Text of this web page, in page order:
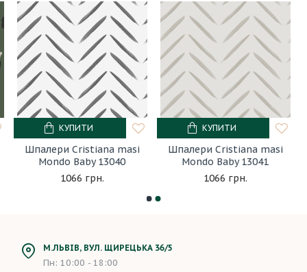
Шпалери Cristiana masi
Mondo Baby 13040
1066 грн.
КУПИТИ
Шпалери Cristiana masi
Mondo Baby 13041
1066 грн.
КУПИТИ
М.ЛЬВІВ, ВУЛ. ЩИРЕЦЬКА 36/5
Пн: 10:00 - 18:00